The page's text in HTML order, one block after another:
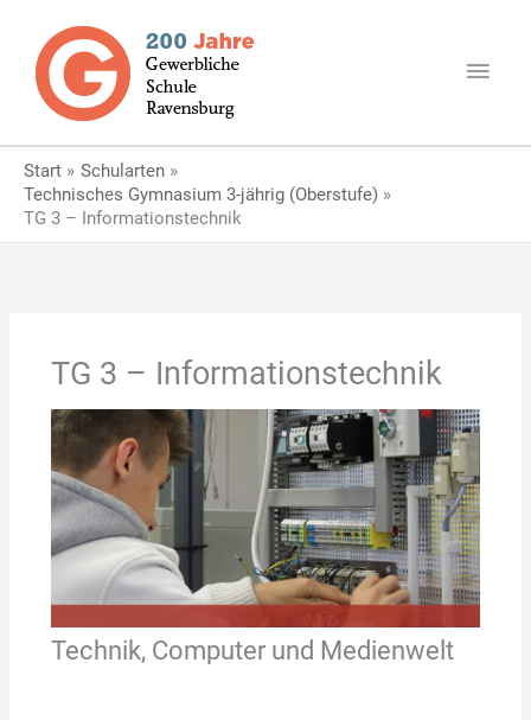
Inhalt
springen
Start
Schularten
Technisches Gymnasium 3-jährig (Oberstufe)
TG 3 – Informationstechnik
TG 3 – Informationstechnik
Technik, Computer und Medienwelt